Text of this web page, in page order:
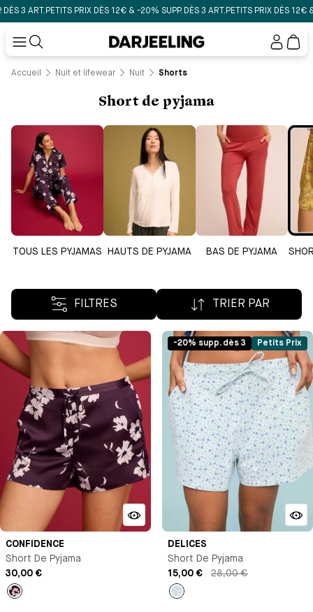
PETITS PRIX DÈS 12€ & -20% SUPP. DÈS 3 ART. PETITS PRIX DÈS 12€ & -
Mon
Accueil Nuit et lifewear Nuit Shorts
Short de pyjama
TOUS LES PYJAMAS HAUTS DE PYJAMA BAS DE PYJAMA
FILTRES TRIER PAR
CONFIDENCE
Short De Pyjama
30,00 €
Imprimé
-20% supp. dès 3 Petits Prix
DELICES
Short De Pyjama
15,00 €
28,00 €
Imprimé